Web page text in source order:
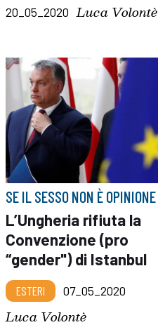
20_05_2020 Luca Volontè
SE IL SESSO NON È OPINIONE
L’Ungheria rifiuta la
Convenzione (pro
“gender") di Istanbul
ESTERI 07_05_2020
Luca Volontè